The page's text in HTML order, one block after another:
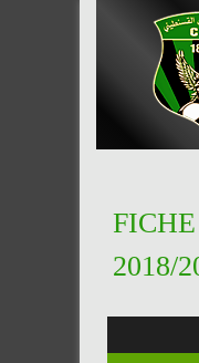
2018/